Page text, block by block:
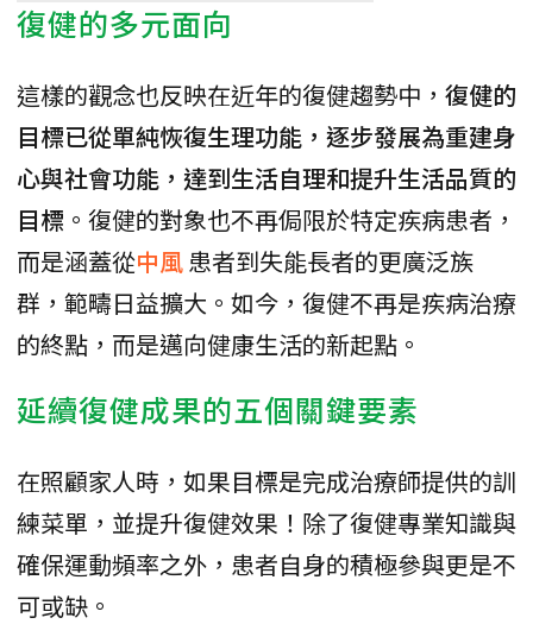
復健的多元面向
這樣的觀念也反映在近年的復健趨勢中， 復健的
目標已從單純恢復生理功能，逐步發展為重建身
心與社會功能，達到生活自理和提升生活品質的
目標 。復健的對象也不再侷限於特定疾病患者，
而是涵蓋從中風患者到失能長者的更廣泛族
群，範疇日益擴大。如今，復健不再是疾病治療
的終點，而是邁向健康生活的新起點。
延續復健成果的五個關鍵要素
在照顧家人時，如果目標是完成治療師提供的訓
練菜單，並提升復健效果！除了復健專業知識與
確保運動頻率之外，患者自身的積極參與更是不
可或缺。